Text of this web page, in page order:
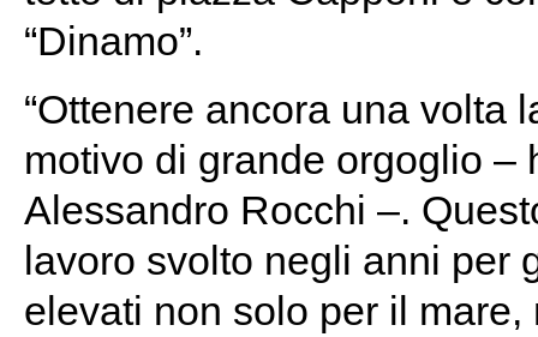
“Dinamo”.
“Ottenere ancora una volta
motivo di grande orgoglio –
Alessandro Rocchi –.
lavoro svolto negli anni per
elevati non solo per il mare,